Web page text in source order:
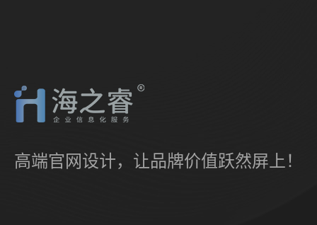
高端官网设计，让品牌价值跃然屏上！